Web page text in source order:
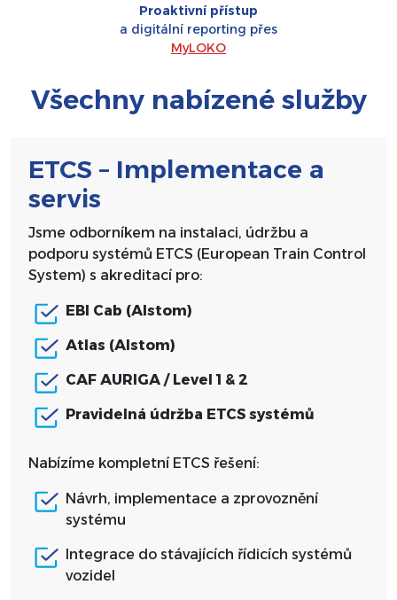
Proaktivní přístup
a digitální reporting přes
MyLOKO
Všechny nabízené služby
ETCS – Implementace a
servis
Jsme odborníkem na instalaci, údržbu a
podporu systémů ETCS (European Train Control
System) s akreditací pro:
EBI Cab (Alstom)
Atlas (Alstom)
CAF AURIGA / Level 1 & 2
Pravidelná údržba ETCS systémů
Nabízíme kompletní ETCS řešení:
Návrh, implementace a zprovoznění
systému
Integrace do stávajících řídicích systémů
vozidel